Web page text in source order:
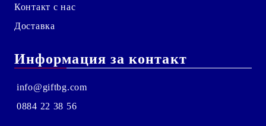
Контакт с нас
Доставка
Информация за контакт
info@giftbg.com
0884 22 38 56